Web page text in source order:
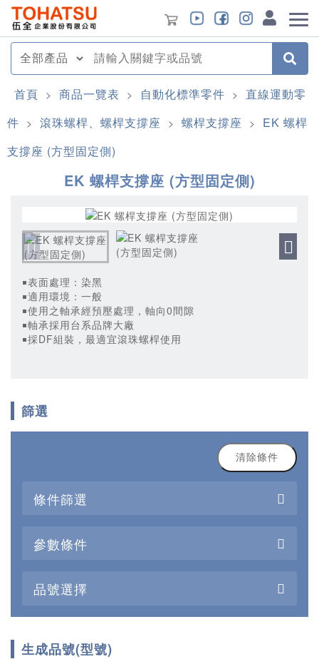
首頁 > 商品一覽表 > 自動化標準零件 >
直線運動零
件 > 滾珠螺桿、螺桿支撐座 > 螺桿支撐座 >
EK 螺桿
支撐座 (方型固定側)
EK 螺桿支撐座 (方型固定側)
￭表面處理：染黑
￭適用環境：一般
￭使用之軸承經預壓處理，軸向0間隙
￭軸承採用台系品牌大廠
￭採DF組裝，最適宜滾珠螺桿使用
篩選
清除條件
條件篩選
參數條件
品號選擇
生成品號(型號)